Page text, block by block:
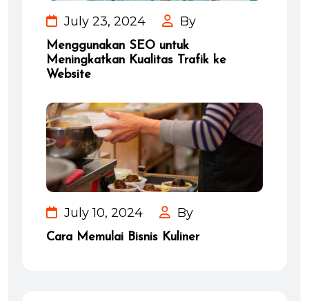
July 23, 2024 By
Menggunakan SEO untuk
Meningkatkan Kualitas Trafik ke
Website
July 10, 2024 By
Cara Memulai Bisnis Kuliner